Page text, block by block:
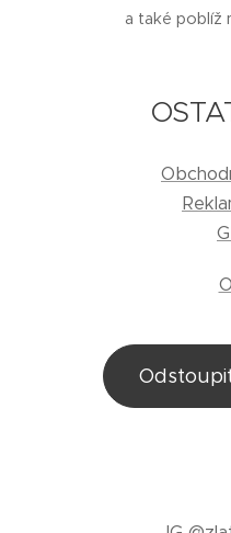
a také poblíž